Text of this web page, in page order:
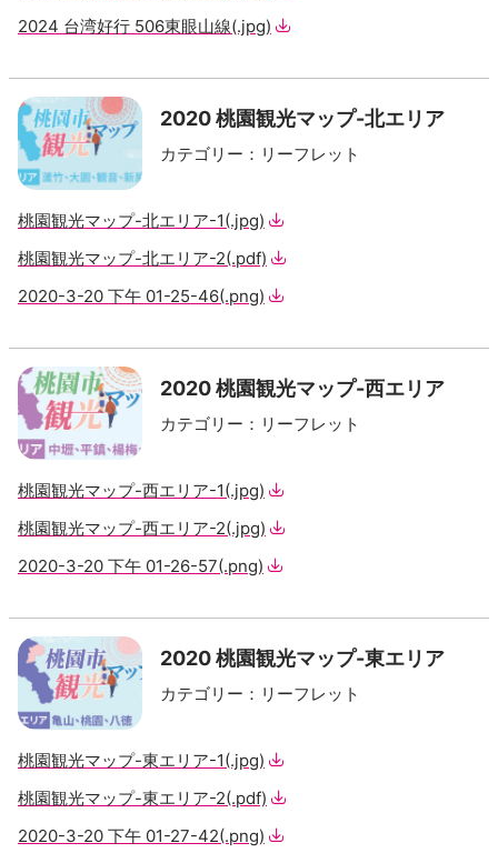
2024 台湾好行 506東眼山線(.jpg)
2020 桃園観光マップ-北エリア
カテゴリー ： リーフレット
桃園観光マップ-北エリア-1(.jpg)
桃園観光マップ-北エリア-2(.pdf)
2020-3-20 下午 01-25-46(.png)
2020 桃園観光マップ-西エリア
カテゴリー ： リーフレット
桃園観光マップ-西エリア-1(.jpg)
桃園観光マップ-西エリア-2(.jpg)
2020-3-20 下午 01-26-57(.png)
2020 桃園観光マップ-東エリア
カテゴリー ： リーフレット
桃園観光マップ-東エリア-1(.jpg)
桃園観光マップ-東エリア-2(.pdf)
2020-3-20 下午 01-27-42(.png)